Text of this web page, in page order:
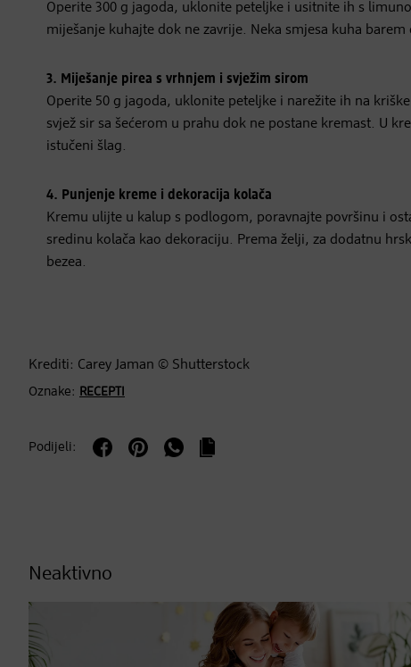
Operite 300 g jagoda, uklonite peteljke i usitnite ih s
miješanje kuhajte dok ne zavrije. Neka smjesa kuha
3. Miješanje pirea s vrhnjem i svježim sirom
Operite 50 g jagoda, uklonite peteljke i narežite ih na
svjež sir sa šećerom u prahu dok ne postane kremast. U
istučeni šlag.
4. Punjenje kreme i dekoracija kolača
Kremu ulijte u kalup s podlogom, poravnajte površinu i
sredinu kolača kao dekoraciju. Prema želji, za dodatnu
bezea.
Krediti: Carey Jaman © Shutterstock
Oznake: RECEPTI
Podijeli:
Neaktivno